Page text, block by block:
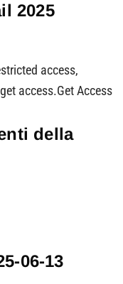
2025
access,
access.Get Access
della
06-13